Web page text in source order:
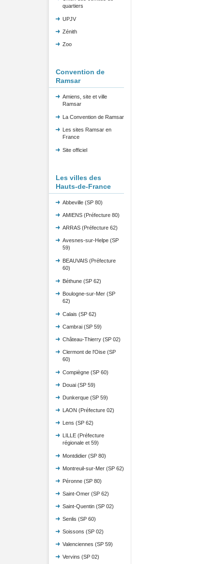
quartiers
UPJV
Zénith
Zoo
Convention de
Ramsar
Amiens, site et ville
Ramsar
La Convention de Ramsar
Les sites Ramsar en
France
Site officiel
Les villes des
Hauts-de-France
Abbeville (SP 80)
AMIENS (Préfecture 80)
ARRAS (Préfecture 62)
Avesnes-sur-Helpe (SP
59)
BEAUVAIS (Préfecture
60)
Béthune (SP 62)
Boulogne-sur-Mer (SP
62)
Calais (SP 62)
Cambrai (SP 59)
Château-Thierry (SP 02)
Clermont de l'Oise (SP
60)
Compiègne (SP 60)
Douai (SP 59)
Dunkerque (SP 59)
LAON (Préfecture 02)
Lens (SP 62)
LILLE (Préfecture
régionale et 59)
Montdidier (SP 80)
Montreuil-sur-Mer (SP 62)
Péronne (SP 80)
Saint-Omer (SP 62)
Saint-Quentin (SP 02)
Senlis (SP 60)
Soissons (SP 02)
Valenciennes (SP 59)
Vervins (SP 02)